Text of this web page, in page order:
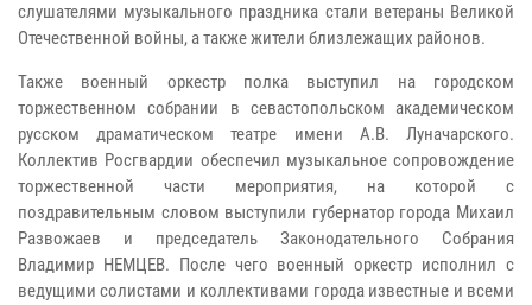
слушателями музыкального праздника стали ветераны Великой
Отечественной войны, а также жители близлежащих районов.
Также военный оркестр полка выступил на городском
торжественном собрании в севастопольском академическом
русском драматическом театре имени А.В. Луначарского.
Коллектив Росгвардии обеспечил музыкальное сопровождение
торжественной части мероприятия, на которой с
поздравительным словом выступили губернатор города Михаил
Развожаев и председатель Законодательного Собрания
Владимир НЕМЦЕВ. После чего военный оркестр исполнил с
ведущими солистами и коллективами города известные и всеми